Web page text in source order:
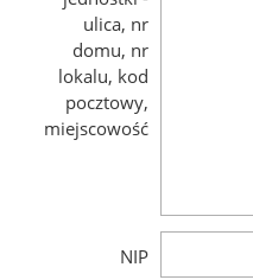
ulica, nr
domu, nr
lokalu, kod
pocztowy,
miejscowość
NIP